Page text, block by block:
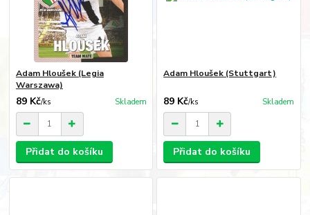
Adam Hloušek (Legia
Warszawa)
89 Kč/ks Skladem
Přidat do košíku
Adam Hloušek (Stuttgart)
89 Kč/ks Skladem
Přidat do košíku